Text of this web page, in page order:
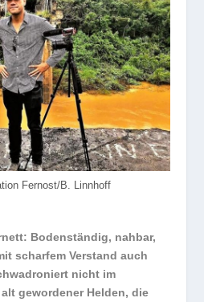
Fernost/B. Linnhoff
Bodenständig, nahbar,
scharfem Verstand auch
nicht im
gewordener Helden, die